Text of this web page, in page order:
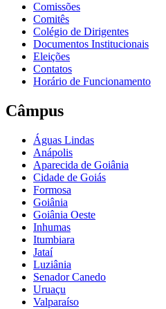
Comissões
Comitês
Colégio de Dirigentes
Documentos Institucionais
Eleições
Contatos
Horário de Funcionamento
Câmpus
Águas Lindas
Anápolis
Aparecida de Goiânia
Cidade de Goiás
Formosa
Goiânia
Goiânia Oeste
Inhumas
Itumbiara
Jataí
Luziânia
Senador Canedo
Uruaçu
Valparaíso